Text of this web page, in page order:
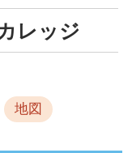
レッジ
地図